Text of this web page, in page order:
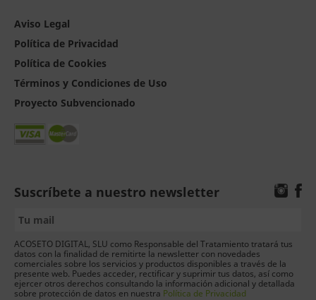
Aviso Legal
Política de Privacidad
Política de Cookies
Términos y Condiciones de Uso
Proyecto Subvencionado
Suscríbete a nuestro newsletter
ACOSETO DIGITAL, SLU como Responsable del Tratamiento tratará tus
datos con la finalidad de remitirte la newsletter con novedades
comerciales sobre los servicios y productos disponibles a través de la
presente web. Puedes acceder, rectificar y suprimir tus datos, así como
ejercer otros derechos consultando la información adicional y detallada
sobre protección de datos en nuestra Política de Privacidad